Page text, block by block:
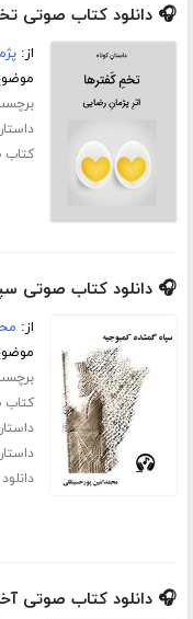
🎧 دانلود کتاب صوتی
از:
کتاب
🎧 دانلود کتاب صوتی
از:
کتاب
🎧 دانلود کتاب صوتی